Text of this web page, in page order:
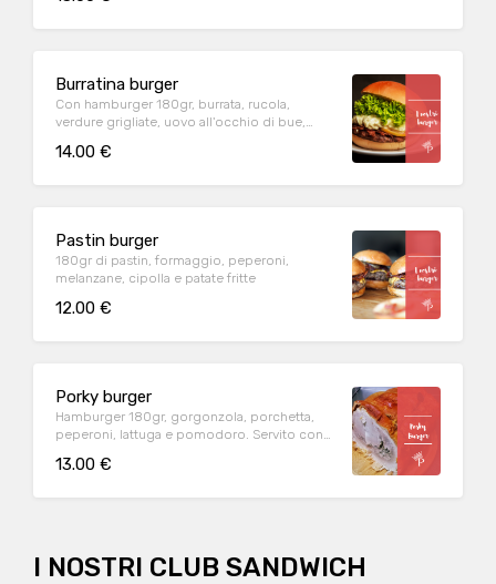
Burratina burger
Con hamburger 180gr, burrata, rucola,
verdure grigliate, uovo all'occhio di bue,
14.00 €
Pastin burger
180gr di pastin, formaggio, peperoni,
melanzane, cipolla e patate fritte
12.00 €
Porky burger
Hamburger 180gr, gorgonzola, porchetta,
peperoni, lattuga e pomodoro. Servito con
13.00 €
I NOSTRI CLUB SANDWICH